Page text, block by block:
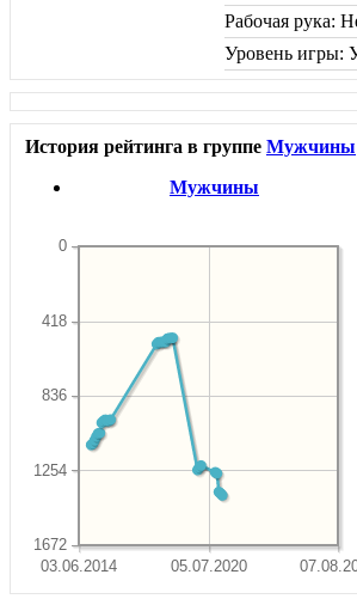
Рабочая рука:
Уровень игры:
История рейтинга в группе Мужчины
Мужчины
03.06.2014 05.07.2020
1672
1254
836
418
0